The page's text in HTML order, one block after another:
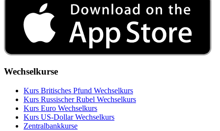
Wechselkurse
Kurs Britisches Pfund Wechselkurs
Kurs Russischer Rubel Wechselkurs
Kurs Euro Wechselkurs
Kurs US‑Dollar Wechselkurs
Zentralbankkurse